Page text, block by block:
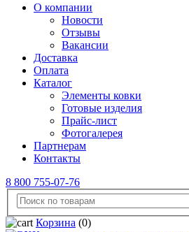
О компании
Новости
Отзывы
Вакансии
Доставка
Оплата
Каталог
Элементы ковки
Готовые изделия
Прайс-лист
Фотогалерея
Партнерам
Контакты
8 800 755-07-76
Корзина (0)